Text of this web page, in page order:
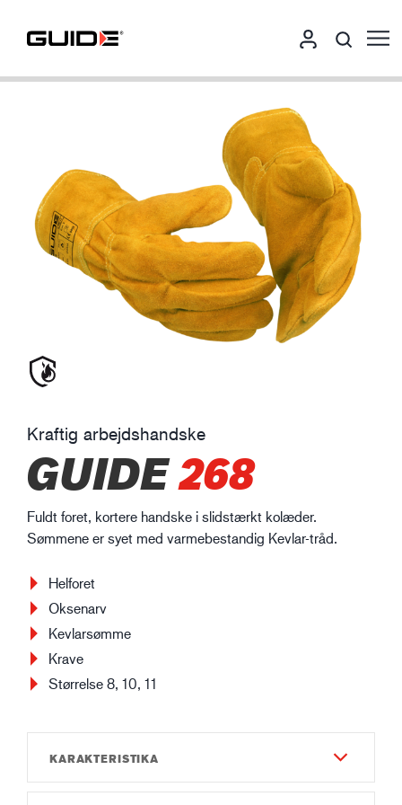
Kraftig arbejdshandske
GUIDE268
Fuldt foret, kortere handske i slidstærkt kolæder.
Sømmene er syet med varmebestandig Kevlar-tråd.
Helforet
Oksenarv
Kevlarsømme
Krave
Størrelse 8, 10, 11
KARAKTERISTIKA